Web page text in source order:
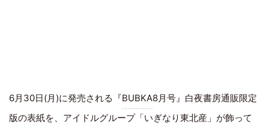
6月30日(月)に発売される『BUBKA8月号』白夜書房通販限定
版の表紙を、 アイドルグループ「いぎなり東北産 」が飾って